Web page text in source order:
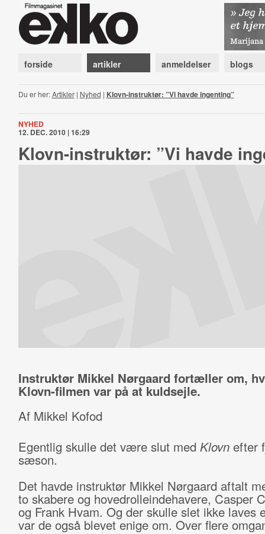
forside artikler anmeldelser blogs
Du er her:Artikler| Nyhed | Klovn-instruktør: ”Vi havde ingenting”
NYHED
12. DEC. 2010 | 16:29
Klovn-instruktør: ”Vi havde
Instruktør Mikkel Nørgaard fortæller om,
Klovn-filmen var på at kuldsejle.
Af Mikkel Kofod
Egentlig skulle det være slut med Klovn efter
sæson.
Det havde instruktør Mikkel Nørgaard aftalt
to skabere og hovedrolleindehavere, Casper
og Frank Hvam. Og der skulle slet ikke laves
var de også blevet enige om. Over flere